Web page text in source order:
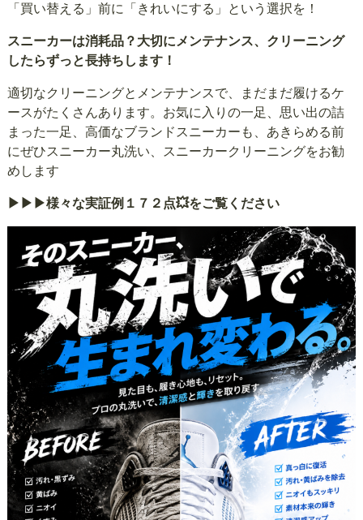
「買い替える」前に「きれいにする」という選択を！
スニーカーは消耗品？大切にメンテナンス、クリーニング
したらずっと長持ちします！
適切なクリーニングとメンテナンスで、まだまだ履けるケ
ースがたくさんあります。お気に入りの一足、思い出の詰
まった一足、高価なブランドスニーカーも、あきらめる前
にぜひスニーカー丸洗い、スニーカークリーニングをお勧
めします
▶▶▶様々な実証例１７２点💥をご覧ください